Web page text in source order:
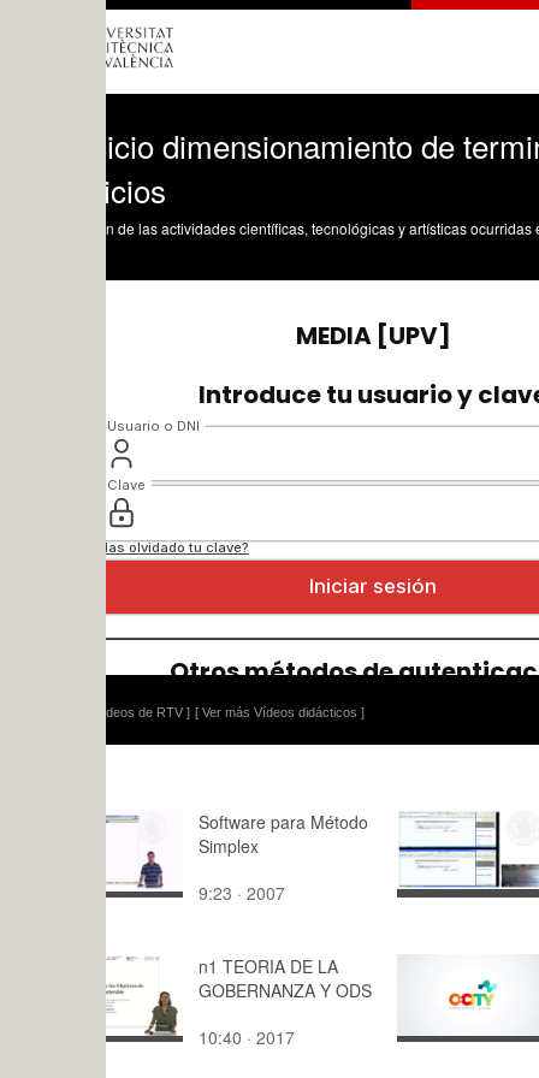
dimensionamiento de terminales
de las actividades científicas, tecnológicas y artísticas ocurridas en los tres
[ Ver más Vídeos didácticos ]
Software para Método
Simplex
9:23 · 2007
28 de
74:02 ·
n1 TEORIA DE LA
GOBERNANZA Y ODS
10:40 · 2017
PIl T1.L4.3
2:47 · 2021